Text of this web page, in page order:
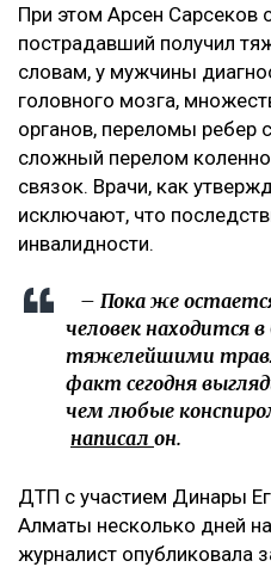
При этом Арсен Сарсеков
пострадавший получил
словам, у мужчины
головного мозга,
органов, переломы ребер
сложный перелом
связок. Врачи, как
исключают, что
инвалидности.
– Пока же
человек находится в
тяжелейшими
факт сегодня
чем любые
написал он.
ДТП с участием Динары
Алматы несколько дней
журналист опубликовала